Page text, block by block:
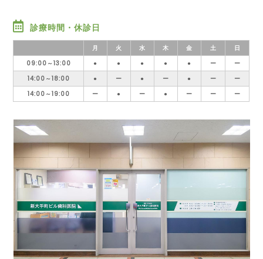
診療時間・休診日
月 火 水 木 金 土
日
09:00～13:00
● ● ● ● ● ー
ー
14:00～18:00
● ー ● ー ● ー
ー
14:00～19:00
ー ● ー ● ー ー ー